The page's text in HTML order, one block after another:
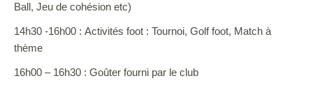
Ball, Jeu de cohésion etc)
14h30 -16h00 : Activités foot : Tournoi, Golf foot, Match à
thème
16h00 – 16h30 : Goûter fourni par le club